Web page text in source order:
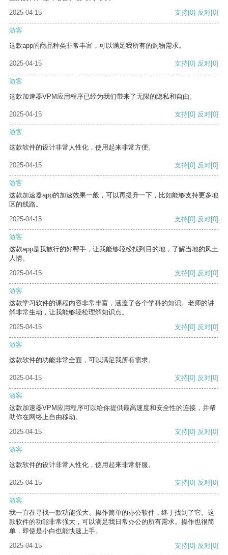
2025-04-15
支持[0] 反对[0]
游客
这款app的商品种类非常丰富，可以满足我所有的购物需求。
2025-04-15 支持[0] 反对[0]
游客
这款加速器VPM应用程序已经为我们带来了无限的隐私和自由。
2025-04-15 支持[0] 反对[0]
游客
这款软件的设计非常人性化，使用起来非常方便。
2025-04-15 支持[0] 反对[0]
游客
这款加速器app的加速效果一般，可以再提升一下，比如能够支持更多地
区的线路。
2025-04-15
支持[0] 反对[0]
游客
这款app是我旅行的好帮手，让我能够轻松找到目的地，了解当地的风土
人情。
2025-04-15
支持[0] 反对[0]
游客
这款学习软件的课程内容非常丰富，涵盖了各个学科的知识。老师的讲
解非常生动，让我能够轻松理解知识点。
2025-04-15
支持[0] 反对[0]
游客
这款软件的功能非常全面，可以满足我所有需求。
2025-04-15 支持[0] 反对[0]
游客
这款加速器VPM应用程序可以给你提供最高速度和安全性的连接，并帮
助你在网络上自由移动。
2025-04-15
支持[0] 反对[0]
游客
这款软件的设计非常人性化，使用起来非常舒服。
2025-04-15 支持[0] 反对[0]
游客
我一直在寻找一款功能强大、操作简单的办公软件，终于找到了它。这
款软件的功能非常强大，可以满足我日常办公的所有需求。操作也很简
单，即使是小白也能快速上手。
2025-04-15
支持[0] 反对[0]